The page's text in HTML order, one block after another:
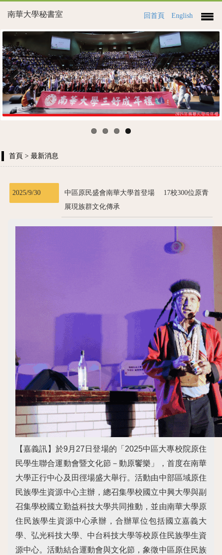
南華大學秘書室 回首頁 English
Previous Next
首頁 > 最新消息
2025/9/30
中區原民盛會南華大學首登場 17校300位原青
展現族群文化傳承
【嘉義訊】於9月27日登場的「2025中區大專校院原住
民學生聯合運動會暨文化節－動原饗樂」，首度在南華
大學正行中心及田徑場盛大舉行。活動由中部區域原住
民族學生資源中心主辦，總召集學校國立中興大學與副
召集學校國立勤益科技大學共同推動，並由南華大學原
住民族學生資源中心承辦，合辦單位包括國立嘉義大
學、弘光科技大學、中台科技大學等校原住民族學生資
源中心。活動結合運動會與文化節，象徵中區原住民族